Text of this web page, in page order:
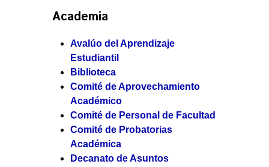
Academia
Avalúo del Aprendizaje
Estudiantil
Biblioteca
Comité de Aprovechamiento
Académico
Comité de Personal de Facultad
Comité de Probatorias
Académica
Decanato de Asuntos